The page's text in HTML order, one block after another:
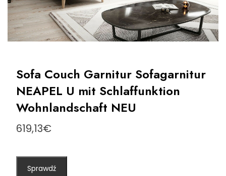
Sofa Couch Garnitur Sofagarnitur
NEAPEL U mit Schlaffunktion
Wohnlandschaft NEU
619,13€
Sprawdź